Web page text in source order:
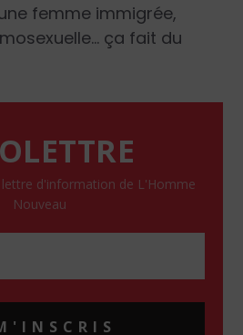
femme immigrée,
ça fait du
lettre d'information de L'Homme
Nouveau